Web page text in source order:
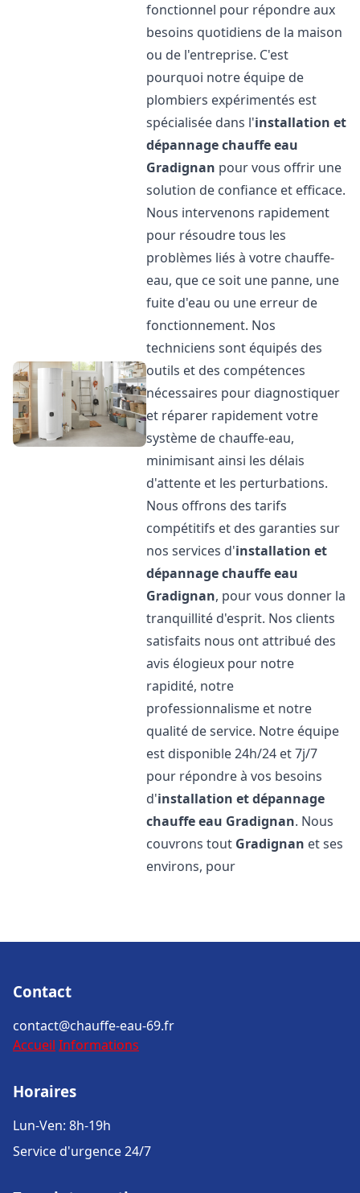
fonctionnel pour répondre aux
besoins quotidiens de la maison
ou de l'entreprise. C'est
pourquoi notre équipe de
plombiers expérimentés est
spécialisée dans l'installation et
dépannage chauffe eau
Gradignan pour vous offrir une
solution de confiance et efficace.
Nous intervenons rapidement
pour résoudre tous les
problèmes liés à votre chauffe-
eau, que ce soit une panne, une
fuite d'eau ou une erreur de
fonctionnement. Nos
techniciens sont équipés des
outils et des compétences
nécessaires pour diagnostiquer
et réparer rapidement votre
système de chauffe-eau,
minimisant ainsi les délais
d'attente et les perturbations.
Nous offrons des tarifs
compétitifs et des garanties sur
nos services d'installation et
dépannage chauffe eau
Gradignan, pour vous donner la
tranquillité d'esprit. Nos clients
satisfaits nous ont attribué des
avis élogieux pour notre
rapidité, notre
professionnalisme et notre
qualité de service. Notre équipe
est disponible 24h/24 et 7j/7
pour répondre à vos besoins
d'installation et dépannage
chauffe eau Gradignan. Nous
couvrons tout Gradignan et ses
environs, pour
Contact
contact@chauffe-eau-69.fr
Accueil Informations
Horaires
Lun-Ven: 8h-19h
Service d'urgence 24/7